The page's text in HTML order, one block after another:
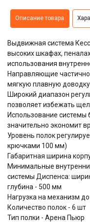
Описание товара
Выдвижная система
высоких шкафах,
использования
Направляющие
мягкую плавную
Широкий диапазон
позволяет избежать
Использование системы
значительно экономит
Уровень полок
крючками 100 мм)
Габаритная ширина
Минимальные
системы Диспенса:
глубина - 500 мм
Нагрузка на механизм до
Количество полок - 6 шт
Тип полки - Арена Пьюр